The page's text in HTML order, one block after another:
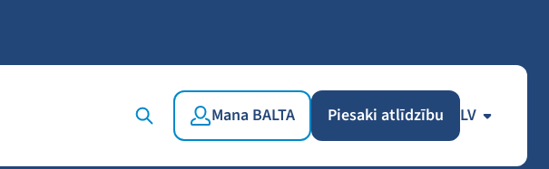
Mana BALTA Piesaki atlīdzību LV